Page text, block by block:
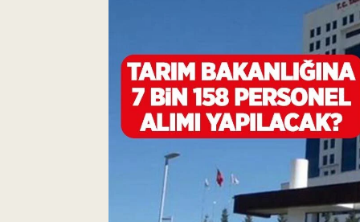
Dünyada Tarım
Üretici Birlikleri
Şeker ve Şekerli Mamüller
Tahıllar ve Baklagiller